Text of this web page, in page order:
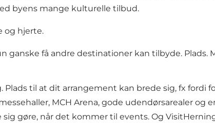
byens mange kulturelle tilbud.
og hjerte.
få andre destinationer kan tilbyde. Plads.
Plads til at dit arrangement kan brede sig, fx
MCH Arena, gode udendørsarealer
gøre, når det kommer til events. Og